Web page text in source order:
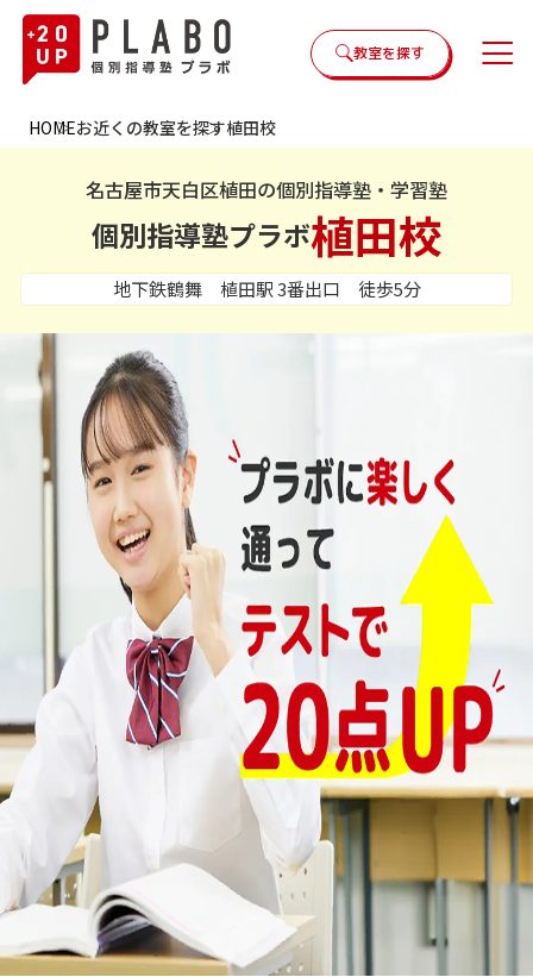
教室を探す
HOMEお近くの教室を探す植田校
名古屋市天白区植田の個別指導塾・学習塾
個別指導塾プラボ植田校
地下鉄鶴舞 植田駅 3番出口 徒歩5分